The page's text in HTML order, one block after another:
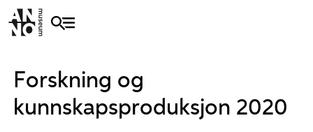
Forskning og
kunnskapsproduksjon 2020